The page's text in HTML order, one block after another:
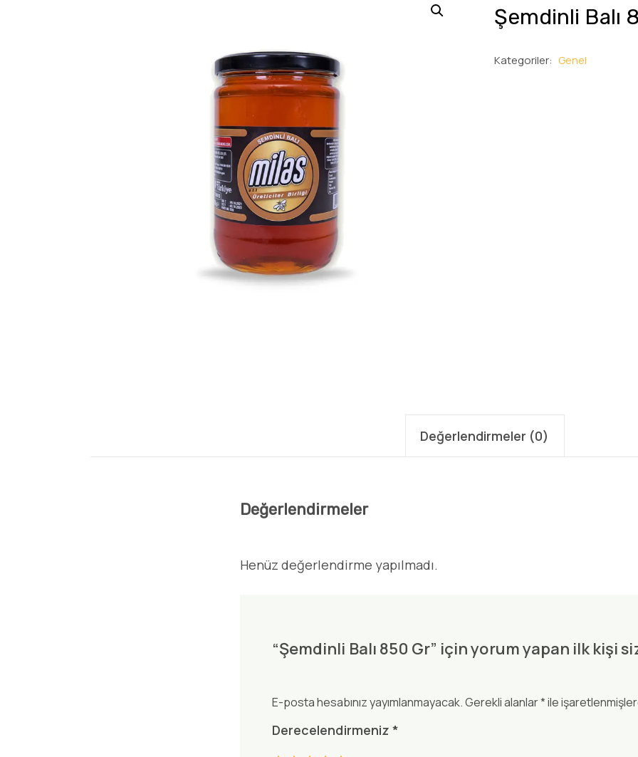
Şemdinli Balı
Kategoriler: Genel
Değerlendirmeler (0)
Değerlendirmeler
Henüz değerlendirme yapılmadı.
“Şemdinli Balı 850 Gr” için yorum yapan ilk kişi
E-posta hesabınız yayımlanmayacak.Gerekli alanlar*ile
Derecelendirmeniz *